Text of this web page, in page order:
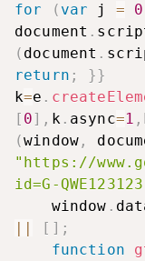
for
( var j = 0
document .
( document .
return ; }}
k=e .
[ 0] , k. async=1 ,
(window ,
"https://
id=G-
    window
.
[ ] ;
function